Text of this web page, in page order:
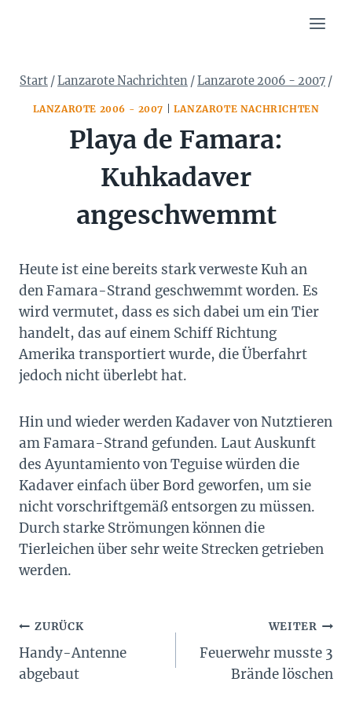
Start /Lanzarote Nachrichten /Lanzarote 2006 - 2007 /
LANZAROTE 2006 - 2007 LANZAROTE NACHRICHTEN
Playa de Famara:
Kuhkadaver
angeschwemmt
Heute ist eine bereits stark verweste Kuh an
den Famara-Strand geschwemmt worden. Es
wird vermutet, dass es sich dabei um ein Tier
handelt, das auf einem Schiff Richtung
Amerika transportiert wurde, die Überfahrt
jedoch nicht überlebt hat.
Hin und wieder werden Kadaver von Nutztieren
am Famara-Strand gefunden. Laut Auskunft
des Ayuntamiento von Teguise würden die
Kadaver einfach über Bord geworfen, um sie
nicht vorschriftgemäß entsorgen zu müssen.
Durch starke Strömungen können die
Tierleichen über sehr weite Strecken getrieben
werden.
Beitragsnavigation
ZURÜCK
Handy-Antenne
abgebaut
WEITER
Feuerwehr musste 3
Brände löschen